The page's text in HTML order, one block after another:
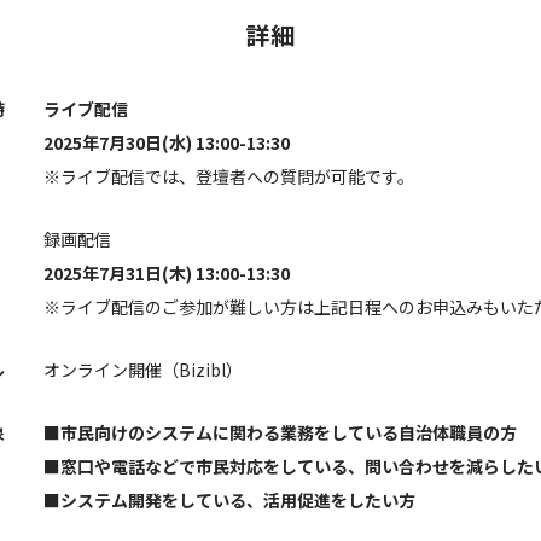
詳細
ライブ配信
2025年7月30日(水) 13:00-13:30
※ライブ配信では、登壇者への質問が可能です。
録画配信
2025年7月31日(木) 13:00-13:30
※ライブ配信のご参加が難しい方は上記日程へのお申込みもいた
オンライン開催（Bizibl）
■市民向けのシステムに関わる業務をしている自治体職員の方
■窓口や電話などで市民対応をしている、問い合わせを減らした
■システム開発をしている、活用促進をしたい方